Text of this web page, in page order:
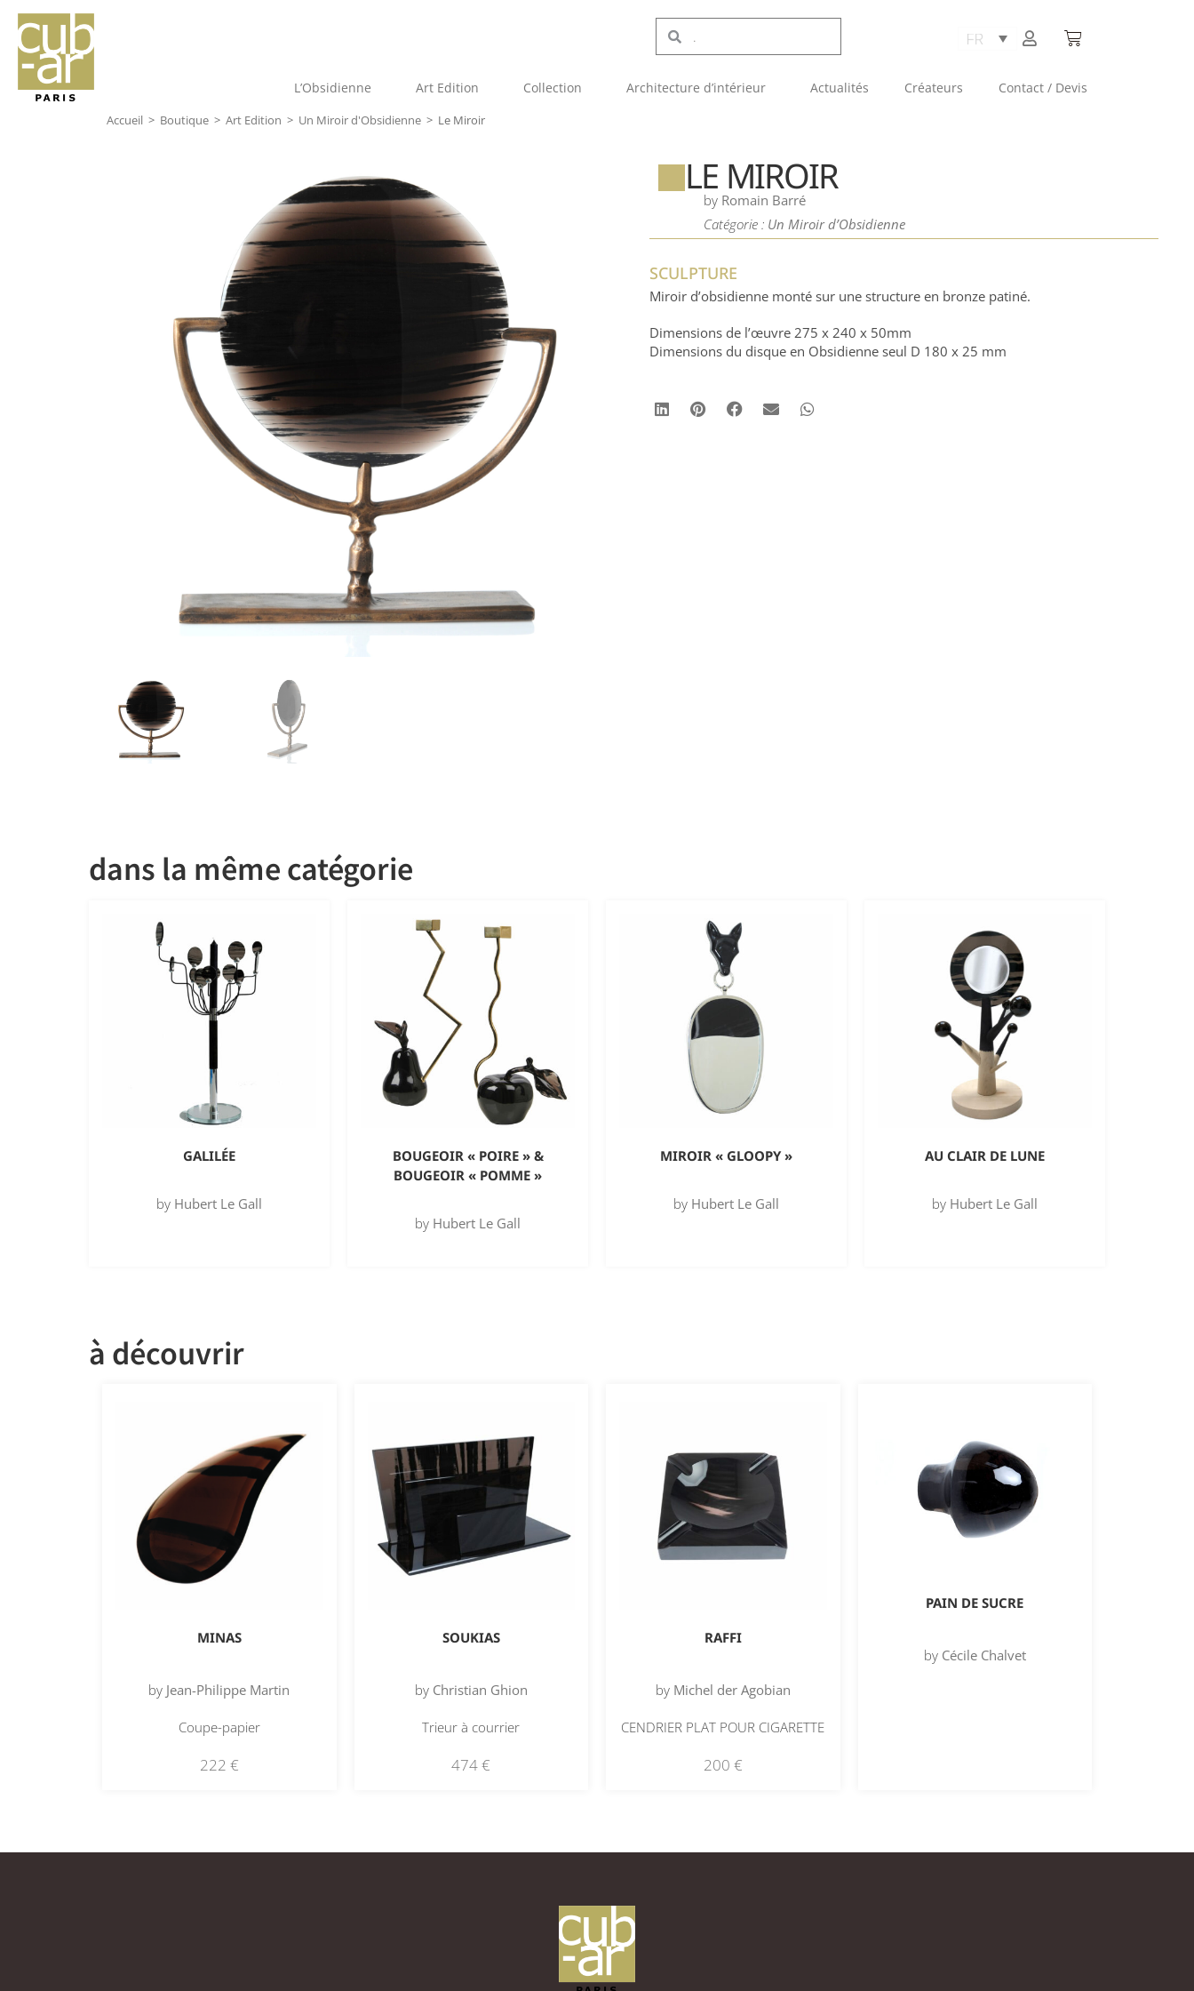
L’Obsidienne Art Edition Collection Architecture d’intérieur Actualités Créateurs Contact / Devis
Accueil > Boutique > Art Edition > Un Miroir d'Obsidienne > Le Miroir
LE MIROIR
by Romain Barré
Catégorie : Un Miroir d’Obsidienne
SCULPTURE
Miroir d’obsidienne monté sur une structure en bronze patiné.
Dimensions de l’œuvre 275 x 240 x 50mm
Dimensions du disque en Obsidienne seul D 180 x 25 mm
dans la même catégorie
GALILÉE
by Hubert Le Gall
BOUGEOIR « POIRE » &
BOUGEOIR « POMME »
by Hubert Le Gall
MIROIR « GLOOPY »
by Hubert Le Gall
AU CLAIR DE LUNE
by Hubert Le Gall
à découvrir
MINAS
by Jean-Philippe Martin
Coupe-papier
222 €
SOUKIAS
by Christian Ghion
Trieur à courrier
474€
RAFFI
by Michel der Agobian
CENDRIER PLAT POUR CIGARETTE
200 €
PAIN DE SUCRE
by Cécile Chalvet